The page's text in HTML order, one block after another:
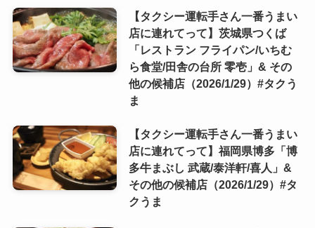
【タクシー運転手さん一番うまい
店に連れてって】茨城県つくば
「レストラン フライパン/いちむ
ら食堂/田舎の台所 零壱」& その
他の候補店（2026/1/29）#タクう
ま
【タクシー運転手さん一番うまい
店に連れてって】福岡県博多「博
多牛まぶし 武蔵/泰洋軒/喜人」&
その他の候補店（2026/1/29）#タ
クうま